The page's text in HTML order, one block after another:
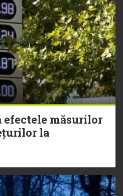
efectele măsurilor
la